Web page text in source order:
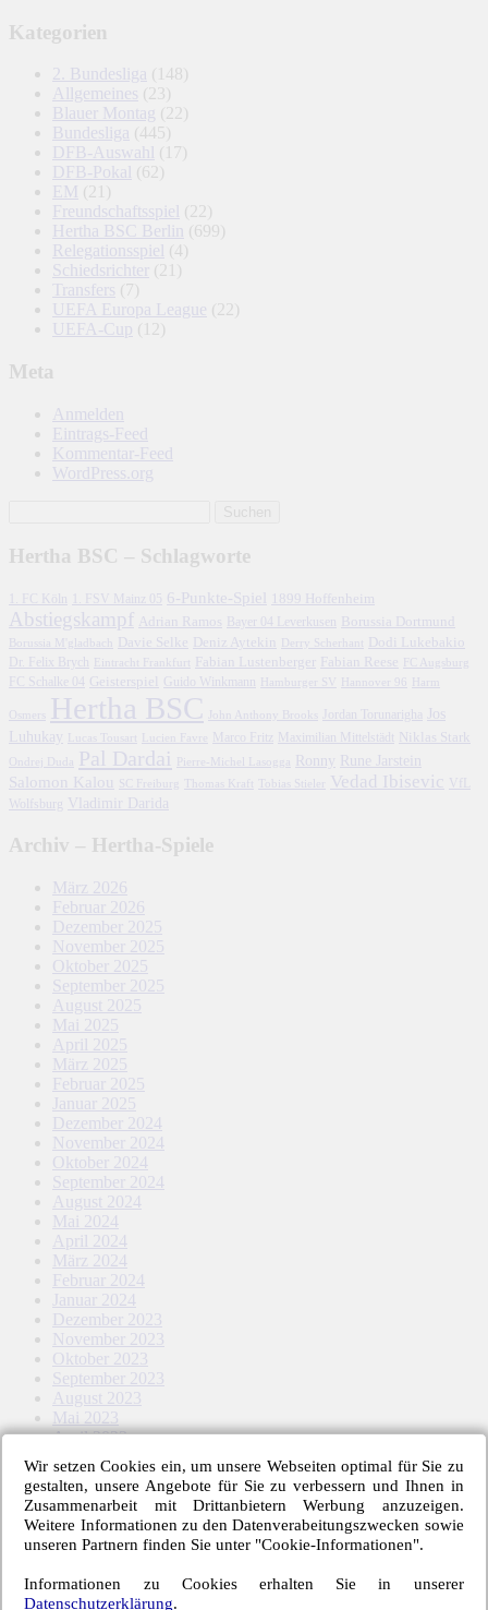
Kategorien
2. Bundesliga (148)
Allgemeines (23)
Blauer Montag (22)
Bundesliga (445)
DFB-Auswahl
(17)
DFB-Pokal (62)
EM (21)
Freundschaftsspiel (22)
Hertha BSC Berlin
(699)
Relegationsspiel (4)
Schiedsrichter
(21)
Transfers (7)
UEFA Europa League (22)
UEFA-Cup (12)
Meta
Anmelden
Eintrags-Feed
Kommentar-Feed
WordPress.org
Hertha BSC – Schlagworte
1. FC Köln 1. FSV Mainz 05 6-Punkte-Spiel 1899 Hoffenheim
Abstiegskampf Adrian Ramos Bayer 04 Leverkusen Borussia Dortmund
Borussia M'gladbach Davie Selke Deniz Aytekin Derry Scherhant
Dodi Lukebakio
Dr. Felix Brych
Fabian Lustenberger Fabian Reese
FC Schalke 04 Geisterspiel Guido Winkmann Hamburger SV
Hertha BSC Jordan Torunarigha
Jos
Luhukay
Marco Fritz Maximilian Mittelstädt Niklas Stark
Pal Dardai Pierre-Michel Lasogga Ronny Rune Jarstein
Salomon Kalou SC Freiburg Tobias Stieler Vedad Ibisevic
VfL
Wolfsburg Vladimir Darida
Archiv – Hertha-Spiele
März 2026
Februar 2026
Dezember 2025
November 2025
Oktober 2025
September 2025
August 2025
Mai 2025
April 2025
März 2025
Februar 2025
Januar 2025
Dezember 2024
November 2024
Oktober 2024
September 2024
August 2024
Mai 2024
April 2024
März 2024
Februar 2024
Januar 2024
Dezember 2023
November 2023
Oktober 2023
September 2023
August 2023
Mai 2023
April 2023
März 2023
Februar 2023
Januar 2023
November 2022
Oktober 2022
September 2022
August 2022
Mai 2022
Wir setzen Cookies ein, um unsere Webseiten optimal für Sie zu
gestalten, unsere Angebote für Sie zu verbessern und Ihnen in
Zusammenarbeit mit Drittanbietern Werbung anzuzeigen.
Weitere Informationen zu den Datenverabeitungszwecken sowie
unseren Partnern finden Sie unter "Cookie-Informationen".
Informationen zu Cookies erhalten Sie in unserer
Datenschutzerklärung.